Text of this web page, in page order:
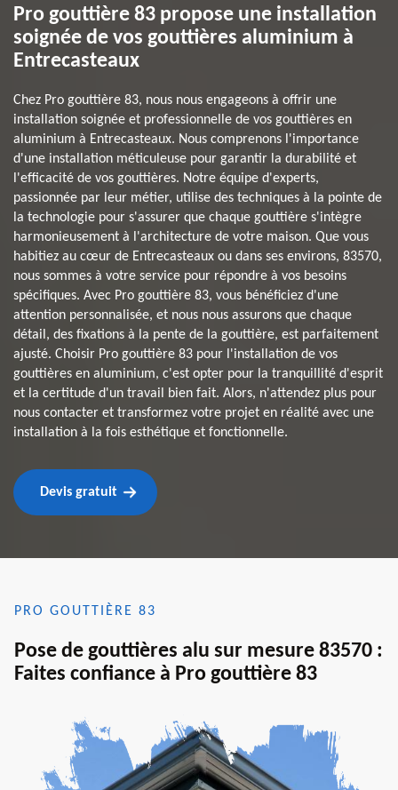
Pro gouttière 83 propose une installation
soignée de vos gouttières aluminium à
Entrecasteaux
Chez Pro gouttière 83, nous nous engageons à offrir une
installation soignée et professionnelle de vos gouttières en
aluminium à Entrecasteaux. Nous comprenons l'importance
d'une installation méticuleuse pour garantir la durabilité et
l'efficacité de vos gouttières. Notre équipe d'experts,
passionnée par leur métier, utilise des techniques à la pointe de
la technologie pour s'assurer que chaque gouttière s'intègre
harmonieusement à l'architecture de votre maison. Que vous
habitiez au cœur de Entrecasteaux ou dans ses environs, 83570,
nous sommes à votre service pour répondre à vos besoins
spécifiques. Avec Pro gouttière 83, vous bénéficiez d'une
attention personnalisée, et nous nous assurons que chaque
détail, des fixations à la pente de la gouttière, est parfaitement
ajusté. Choisir Pro gouttière 83 pour l'installation de vos
gouttières en aluminium, c'est opter pour la tranquillité d'esprit
et la certitude d'un travail bien fait. Alors, n'attendez plus pour
nous contacter et transformez votre projet en réalité avec une
installation à la fois esthétique et fonctionnelle.
Devis gratuit
PRO GOUTTIÈRE 83
Pose de gouttières alu sur mesure 83570 :
Faites confiance à Pro gouttière 83